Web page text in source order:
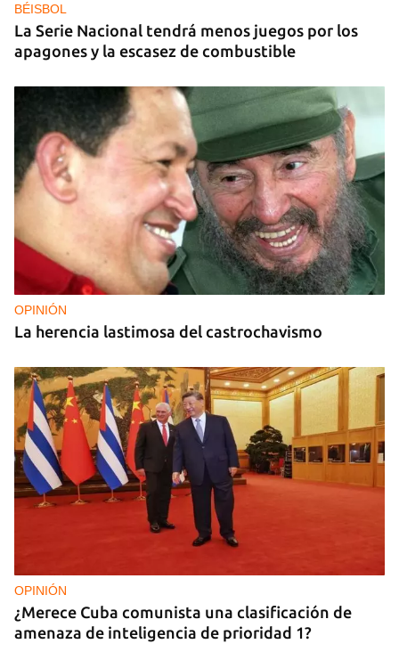
BÉISBOL
La Serie Nacional tendrá menos juegos por los
apagones y la escasez de combustible
OPINIÓN
La herencia lastimosa del castrochavismo
OPINIÓN
¿Merece Cuba comunista una clasificación de
amenaza de inteligencia de prioridad 1?